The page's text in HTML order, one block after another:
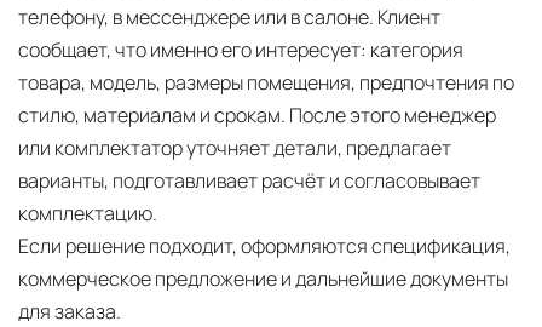
телефону, в мессенджере или в салоне. Клиент
сообщает, что именно его интересует: категория
товара, модель, размеры помещения, предпочтения по
стилю, материалам и срокам. После этого менеджер
или комплектатор уточняет детали, предлагает
варианты, подготавливает расчёт и согласовывает
комплектацию.
Если решение подходит, оформляются спецификация,
коммерческое предложение и дальнейшие документы
для заказа.